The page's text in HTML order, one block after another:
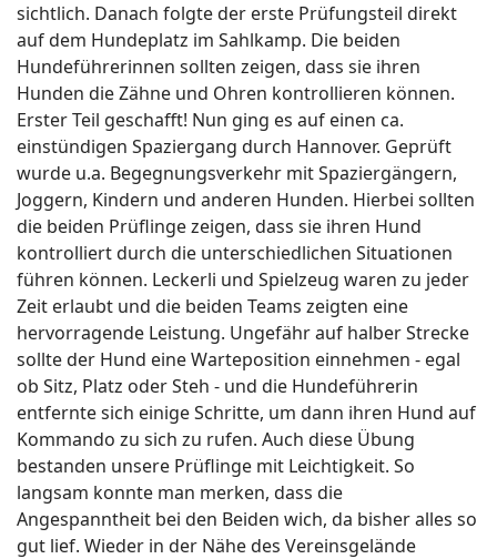
sichtlich. Danach folgte der erste Prüfungsteil direkt
auf dem Hundeplatz im Sahlkamp. Die beiden
Hundeführerinnen sollten zeigen, dass sie ihren
Hunden die Zähne und Ohren kontrollieren können.
Erster Teil geschafft! Nun ging es auf einen ca.
einstündigen Spaziergang durch Hannover. Geprüft
wurde u.a. Begegnungsverkehr mit Spaziergängern,
Joggern, Kindern und anderen Hunden. Hierbei sollten
die beiden Prüflinge zeigen, dass sie ihren Hund
kontrolliert durch die unterschiedlichen Situationen
führen können. Leckerli und Spielzeug waren zu jeder
Zeit erlaubt und die beiden Teams zeigten eine
hervorragende Leistung. Ungefähr auf halber Strecke
sollte der Hund eine Warteposition einnehmen - egal
ob Sitz, Platz oder Steh - und die Hundeführerin
entfernte sich einige Schritte, um dann ihren Hund auf
Kommando zu sich zu rufen. Auch diese Übung
bestanden unsere Prüflinge mit Leichtigkeit. So
langsam konnte man merken, dass die
Angespanntheit bei den Beiden wich, da bisher alles so
gut lief. Wieder in der Nähe des Vereinsgelände